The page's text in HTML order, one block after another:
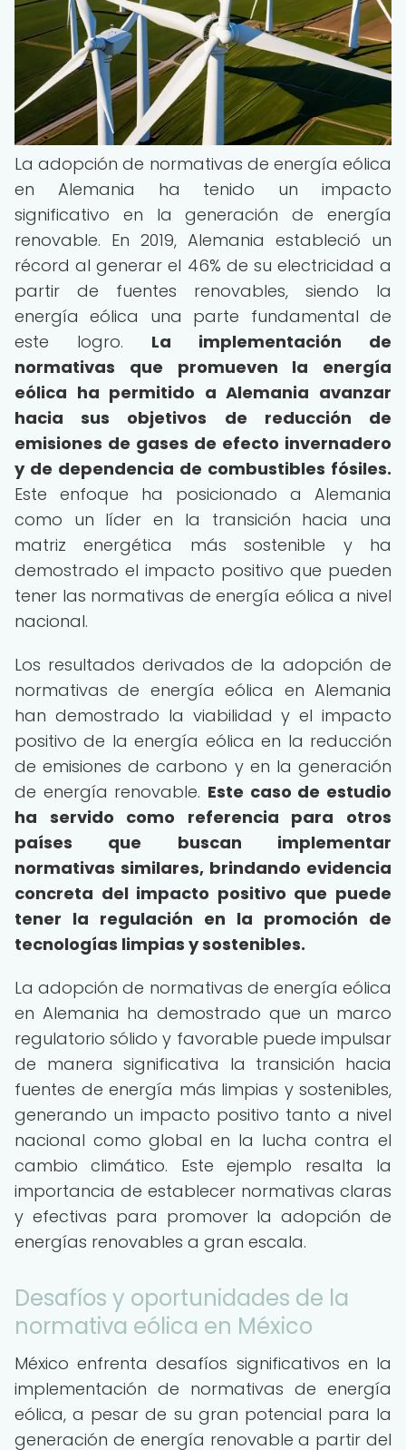
La adopción de normativas de energía eólica
en Alemania ha tenido un impacto
significativo en la generación de energía
renovable. En 2019, Alemania estableció un
récord al generar el 46% de su electricidad a
partir de fuentes renovables, siendo la
energía eólica una parte fundamental de
este logro. La implementación de
normativas que promueven la energía
eólica ha permitido a Alemania avanzar
hacia sus objetivos de reducción de
emisiones de gases de efecto invernadero
y de dependencia de combustibles fósiles.
Este enfoque ha posicionado a Alemania
como un líder en la transición hacia una
matriz energética más sostenible y ha
demostrado el impacto positivo que pueden
tener las normativas de energía eólica a nivel
nacional.
Los resultados derivados de la adopción de
normativas de energía eólica en Alemania
han demostrado la viabilidad y el impacto
positivo de la energía eólica en la reducción
de emisiones de carbono y en la generación
de energía renovable. Este caso de estudio
ha servido como referencia para otros
países que buscan implementar
normativas similares, brindando evidencia
concreta del impacto positivo que puede
tener la regulación en la promoción de
tecnologías limpias y sostenibles.
La adopción de normativas de energía eólica
en Alemania ha demostrado que un marco
regulatorio sólido y favorable puede impulsar
de manera significativa la transición hacia
fuentes de energía más limpias y sostenibles,
generando un impacto positivo tanto a nivel
nacional como global en la lucha contra el
cambio climático. Este ejemplo resalta la
importancia de establecer normativas claras
y efectivas para promover la adopción de
energías renovables a gran escala.
Desafíos y oportunidades de la
normativa eólica en México
México enfrenta desafíos significativos en la
implementación de normativas de energía
eólica, a pesar de su gran potencial para la
generación de energía renovable a partir del